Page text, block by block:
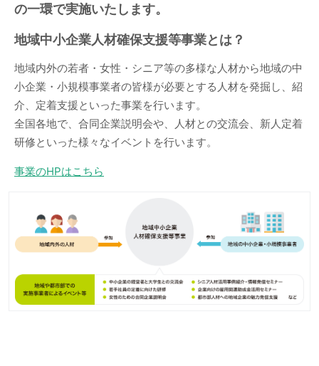
の一環で実施いたします。
地域中小企業人材確保支援等事業とは？
地域内外の若者・女性・シニア等の多様な人材から地域の中
小企業・小規模事業者の皆様が必要とする人材を発掘し、紹
介、定着支援といった事業を行います。
全国各地で、合同企業説明会や、人材との交流会、新人定着
研修といった様々なイベントを行います。
事業のHPはこちら